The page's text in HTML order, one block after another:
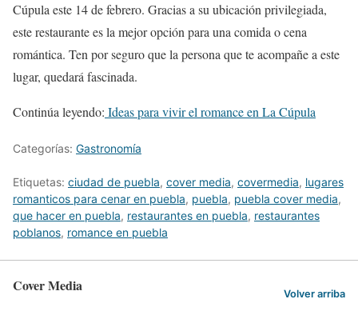
Cúpula este 14 de febrero. Gracias a su ubicación privilegiada,
este restaurante es la mejor opción para una comida o cena
romántica. Ten por seguro que la persona que te acompañe a este
lugar, quedará fascinada.
Continúa leyendo: Ideas para vivir el romance en La Cúpula
Categorías: Gastronomía
Etiquetas: ciudad de puebla, cover media, covermedia, lugares
romanticos para cenar en puebla, puebla, puebla cover media,
que hacer en puebla, restaurantes en puebla, restaurantes
poblanos, romance en puebla
Cover Media Volver arriba